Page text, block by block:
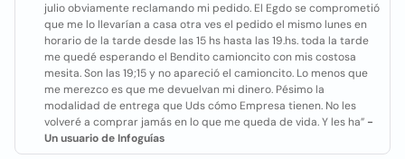
julio obviamente reclamando mi pedido. El Egdo se comprometió
que me lo llevarían a casa otra ves el pedido el mismo lunes en
horario de la tarde desde las 15 hs hasta las 19.hs. toda la tarde
me quedé esperando el Bendito camioncito con mis costosa
mesita. Son las 19;15 y no apareció el camioncito. Lo menos que
me merezco es que me devuelvan mi dinero. Pésimo la
modalidad de entrega que Uds cómo Empresa tienen. No les
volveré a comprar jamás en lo que me queda de vida. Y les ha” -
Un usuario de Infoguías